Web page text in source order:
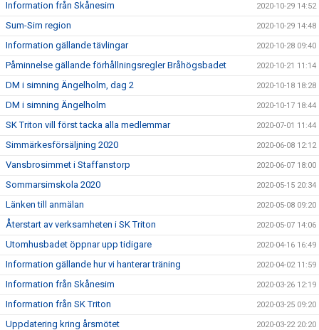
Information från Skånesim 2020-10-29 14:52
Sum-Sim region 2020-10-29 14:48
Information gällande tävlingar 2020-10-28 09:40
Påminnelse gällande förhållningsregler Bråhögsbadet 2020-10-21 11:14
DM i simning Ängelholm, dag 2 2020-10-18 18:28
DM i simning Ängelholm 2020-10-17 18:44
SK Triton vill först tacka alla medlemmar 2020-07-01 11:44
Simmärkesförsäljning 2020 2020-06-08 12:12
Vansbrosimmet i Staffanstorp 2020-06-07 18:00
Sommarsimskola 2020 2020-05-15 20:34
Länken till anmälan 2020-05-08 09:20
Återstart av verksamheten i SK Triton 2020-05-07 14:06
Utomhusbadet öppnar upp tidigare 2020-04-16 16:49
Information gällande hur vi hanterar träning 2020-04-02 11:59
Information från Skånesim 2020-03-26 12:19
Information från SK Triton 2020-03-25 09:20
Uppdatering kring årsmötet 2020-03-22 20:20